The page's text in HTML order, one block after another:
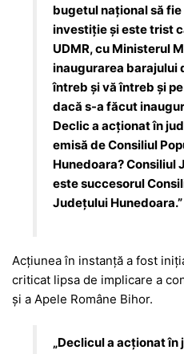
bugetul național să
investiție și este trist
UDMR, cu Ministerul
inaugurarea barajului
întreb și vă întreb și
dacă s-a făcut
Declic a acționat în
emisă de Consiliul
Hunedoara? Consiliul
este succesorul
Județului Hunedoara.”
Acțiunea în instanță a fost
criticat lipsa de implicare a
și a Apele Române Bihor.
„Declicul a acționat în